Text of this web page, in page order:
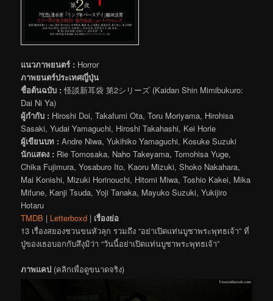
แนวภาพยนตร์ : Horror
ภาพยนตร์ประเทศญี่ปุ่น
ชื่อต้นฉบับ : 怪談新耳袋 第2シリーズ (Kaidan Shin Mimibukuro:
Dai Ni Ya)
ผู้กำกับ : Hiroshi Doi, Takafumi Ota, Toru Moriyama, Hirohisa
Sasaki, Yudai Yamaguchi, Hiroshi Takahashi, Kei Horie
ผู้เขียนบท : Andre Niwa, Yukihiko Yamaguchi, Kosuke Suzuki
นักแสดง : Rie Tomosaka, Naho Takeyama, Tomohisa Yuge,
Chika Fujimura, Yosaburo Ito, Kaoru Mizuki, Shoko Nakahara,
Mai Konishi, Mizuki Horinouchi, Hitomi Miwa, Toshio Kakei, Mika
Mifune, Kanji Tsuda, Yoji Tanaka, Mayuko Suzuki, Yukijiro
Hotaru
TMDB | Letterboxd | เรื่องย่อ
13 เรื่องสยองชวนขนหัวลุก รวมถึง “อย่าเปิดแท่นบูชาพระพุทธเจ้า” ที่
ปู่ของเธอบอกกับสึงุมิว่า “วันนี้อย่าเปิดแท่นบูชาพระพุทธเจ้า”
ภาพแคป (คลิกเพื่อดูขนาดจริง)